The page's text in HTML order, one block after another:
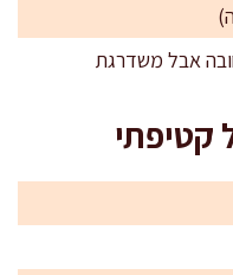
קטיפתי